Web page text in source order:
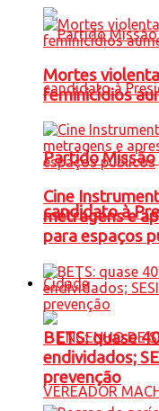
Partido Missão
candidato à
Cidade
Mortes
feminicídios
Cine
metragens e
para espaços
BETS: quase
endividados;
prevenção